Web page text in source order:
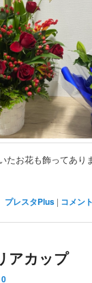
たお花も飾ってあり
プレスタPlus | コメン
アカップ